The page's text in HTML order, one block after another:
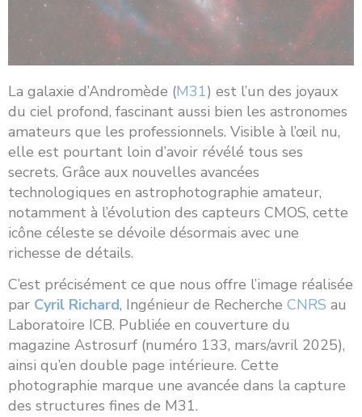
La galaxie d’Andromède (M31) est l’un des joyaux
du ciel profond, fascinant aussi bien les astronomes
amateurs que les professionnels. Visible à l’œil nu,
elle est pourtant loin d’avoir révélé tous ses
secrets. Grâce aux nouvelles avancées
technologiques en astrophotographie amateur,
notamment à l’évolution des capteurs CMOS, cette
icône céleste se dévoile désormais avec une
richesse de détails.
C’est précisément ce que nous offre l’image réalisée
par Cyril Richard, Ingénieur de Recherche CNRS au
Laboratoire ICB. Publiée en couverture du
magazine Astrosurf (numéro 133, mars/avril 2025),
ainsi qu’en double page intérieure. Cette
photographie marque une avancée dans la capture
des structures fines de M31.